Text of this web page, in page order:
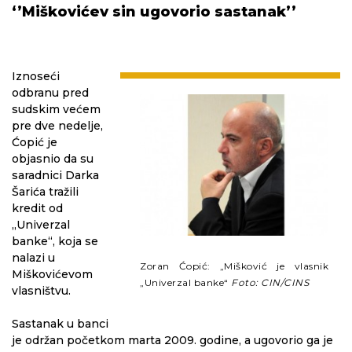
‘’Miškovićev sin ugovorio sastanak’’
Zoran Ćopić: „Mišković je vlasnik
„Univerzal banke“ Foto: CIN/CINS
Iznoseći
odbranu pred
sudskim većem
pre dve nedelje,
Ćopić je
objasnio da su
saradnici Darka
Šarića tražili
kredit od
„Univerzal
banke“, koja se
nalazi u
Miškovićevom
vlasništvu.
Sastanak u banci
je održan početkom marta 2009. godine, a ugovorio ga je